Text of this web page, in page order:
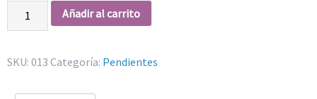
Pendientes
serotonina
la
Añadir al carrito
SKU: 013 Categoría: Pendientes